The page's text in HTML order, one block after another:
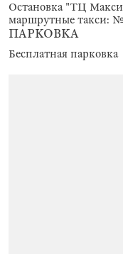
Остановка "ТЦ
маршрутные такси:
ПАРКОВКА
Бесплатная парковка